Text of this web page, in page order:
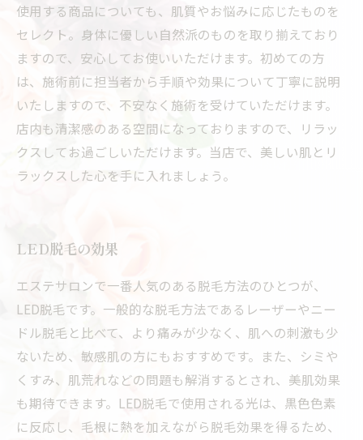
使用する商品についても、肌質やお悩みに応じたものを
セレクト。身体に優しい自然派のものを取り揃えており
ますので、安心してお使いいただけます。初めての方
は、施術前に担当者から手順や効果について丁寧に説明
いたしますので、不安なく施術を受けていただけます。
店内も清潔感のある空間になっておりますので、リラッ
クスしてお過ごしいただけます。当店で、美しい肌とリ
ラックスした心を手に入れましょう。
LED脱毛の効果
エステサロンで一番人気のある脱毛方法のひとつが、
LED脱毛です。一般的な脱毛方法であるレーザーやニー
ドル脱毛と比べて、より痛みが少なく、肌への刺激も少
ないため、敏感肌の方にもおすすめです。また、シミや
くすみ、肌荒れなどの問題も解消するとされ、美肌効果
も期待できます。LED脱毛で使用される光は、黒色色素
に反応し、毛根に熱を加えながら脱毛効果を得るため、